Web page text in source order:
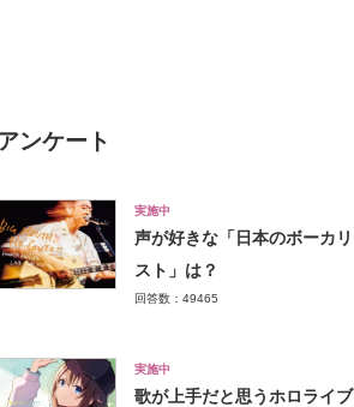
アンケート
実施中
声が好きな「日本のボーカリ
スト」は？
回答数：49465
実施中
歌が上手だと思うホロライブ